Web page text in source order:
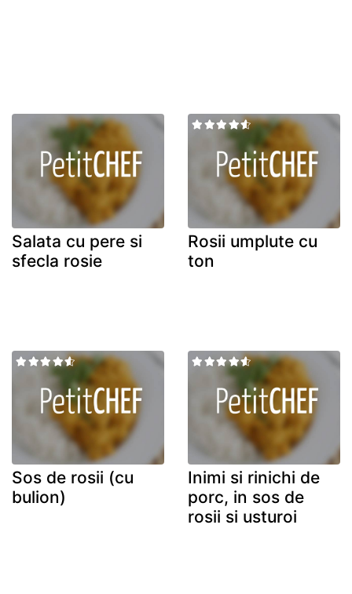
Salata cu pere si
sfecla rosie
Rosii umplute cu
ton
Sos de rosii (cu
bulion)
Inimi si rinichi de
porc, in sos de
rosii si usturoi